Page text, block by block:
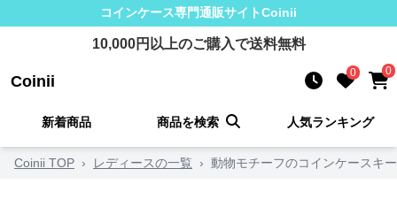
コインケース専門通販サイトCoinii
10,000円以上のご購入で送料無料
Coinii 0 0
新着商品 商品を検索 人気ランキング
Coinii TOP › レディースの一覧 › 動物モチーフのコインケースキ